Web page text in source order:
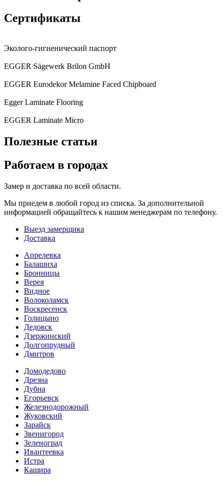
Сертификаты
Эколого-гигиенический паспорт
EGGER Sägewerk Brilon GmbH
EGGER Eurodekor Melamine Faced Chipboard
Egger Laminate Flooring
EGGER Laminate Micro
Полезные статьи
Работаем в городах
Замер и доставка по всей области.
Мы приедем в любой город из списка. За дополнительной
информацией обращайтесь к нашим менеджерам по телефону.
Выезд замерщика
Доставка
Апрелевка
Балашиха
Бронницы
Верея
Видное
Волоколамск
Воскресенск
Голицыно
Дедовск
Дзержинский
Долгопрудный
Дмитров
Домодедово
Дрезна
Дубна
Егорьевск
Железнодорожный
Жуковский
Зарайск
Звенигород
Зеленоград
Ивантеевка
Истра
Кашира